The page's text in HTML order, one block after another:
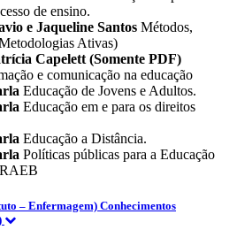
de ensino.
e Jaqueline Santos Métodos,
Ativas)
Capelett (Somente PDF)
e comunicação na educação
Educação de Jovens e Adultos.
Educação em e para os direitos
Educação a Distância.
Políticas públicas para a Educação
– Enfermagem) Conhecimentos